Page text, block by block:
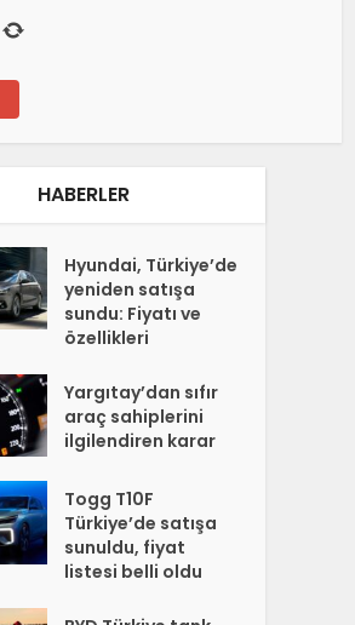
HABERLER
Hyundai, Türkiye’de
yeniden satışa
sundu: Fiyatı ve
özellikleri
Yargıtay’dan sıfır
araç sahiplerini
ilgilendiren karar
Togg T10F
Türkiye’de satışa
sunuldu, fiyat
listesi belli oldu